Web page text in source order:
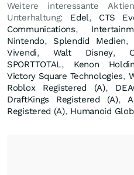
Weitere interessante
Unterhaltung: Edel, CTS
Communications,
Nintendo, Splendid Medien,
Vivendi,Walt Disney,
SPORTTOTAL, Kenon
Victory Square Technologies,
Roblox Registered (A),
DraftKings Registered (A),
Registered (A), Humanoid